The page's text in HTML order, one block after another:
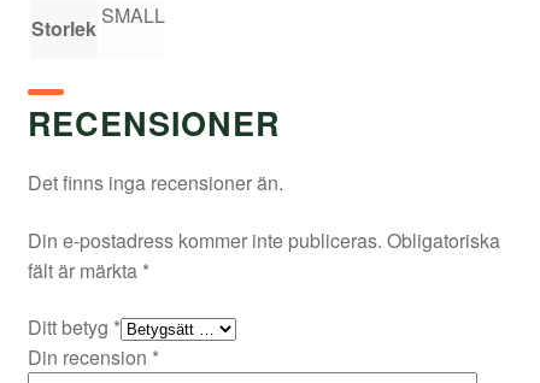
Storlek SMALL
RECENSIONER
Det finns inga recensioner än.
Din e-postadress kommer inte publiceras. Obligatoriska
fält är märkta *
Ditt betyg *
Din recension *